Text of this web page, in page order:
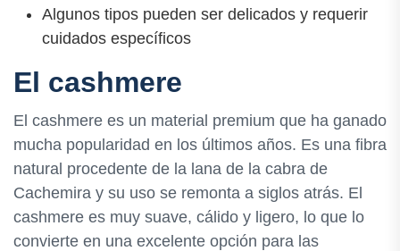
Algunos tipos pueden ser delicados y requerir
cuidados específicos
El cashmere
El cashmere es un material premium que ha ganado
mucha popularidad en los últimos años. Es una fibra
natural procedente de la lana de la cabra de
Cachemira y su uso se remonta a siglos atrás. El
cashmere es muy suave, cálido y ligero, lo que lo
convierte en una excelente opción para las